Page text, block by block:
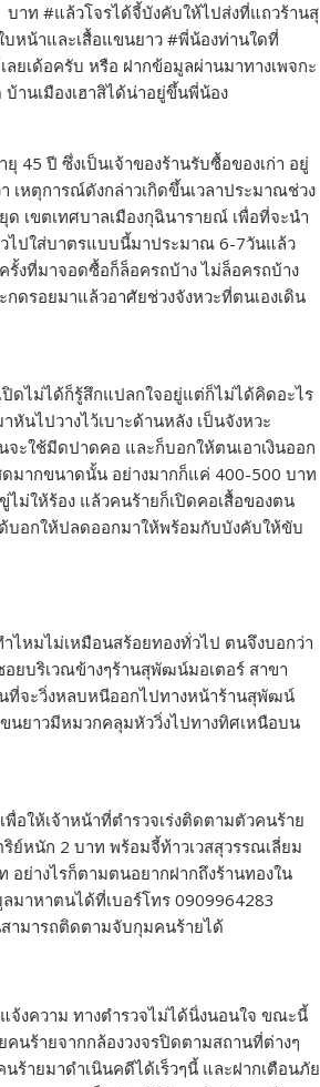
าท #แล้วโจรได้จี้บังคับให้ไปส่งที่แถวร้านสุ
หน้าและเสื้อแขนยาว #พี่น้องท่านใดที่
ยเด้อครับ หรือ ฝากข้อมูลผ่านมาทางเพจกะ
านเมืองเฮาสิได้น่าอยู่ขึ้นพี่น้อง
45 ปี ซึ่งเป็นเจ้าของร้านรับซื้อของเก่า อยู่
เหตุการณ์ดังกล่าวเกิดขึ้นเวลาประมาณช่วง
เขตเทศบาลเมืองกุฉินารายณ์ เพื่อที่จะนำ
ไปใส่บาตรแบบนี้มาประมาณ 6-7วันแล้ว
งที่มาจอดซื้อก็ล็อครถบ้าง ไม่ล็อครถบ้าง
ดรอยมาแล้วอาศัยช่วงจังหวะที่ตนเองเดิน
ดไม่ได้ก็รู้สึกแปลกใจอยู่แต่ก็ไม่ได้คิดอะไร
นไปวางไว้เบาะด้านหลัง เป็นจังหวะ
ะใช้มีดปาดคอ และก็บอกให้ตนเอาเงินออก
มากขนาดนั้น อย่างมากก็แค่ 400-500 บาท
ม่ให้ร้อง แล้วคนร้ายก็เปิดคอเสื้อของตน
บอกให้ปลดออกมาให้พร้อมกับบังคับให้ขับ
ไหมไม่เหมือนสร้อยทองทั่วไป ตนจึงบอกว่า
ยบริเวณข้างๆร้านสุพัฒน์มอเตอร์ สาขา
ที่จะวิ่งหลบหนีออกไปทางหน้าร้านสุพัฒน์
ขนยาวมีหมวกคลุมหัววิ่งไปทางทิศเหนือบน
อให้เจ้าหน้าที่ตำรวจเร่งติดตามตัวคนร้าย
หนัก 2 บาท พร้อมจี้ท้าวเวสสุวรรณเลี่ยม
ย่างไรก็ตามตนอยากฝากถึงร้านทองใน
าหาตนได้ที่เบอร์โทร 0909964283
สามารถติดตามจับกุมคนร้ายได้
งความ ทางตำรวจไม่ได้นิ่งนอนใจ ขณะนี้
นร้ายจากกล้องวงจรปิดตามสถานที่ต่างๆ
ร้ายมาดำเนินคดีได้เร็วๆนี้ และฝากเตือนภัย